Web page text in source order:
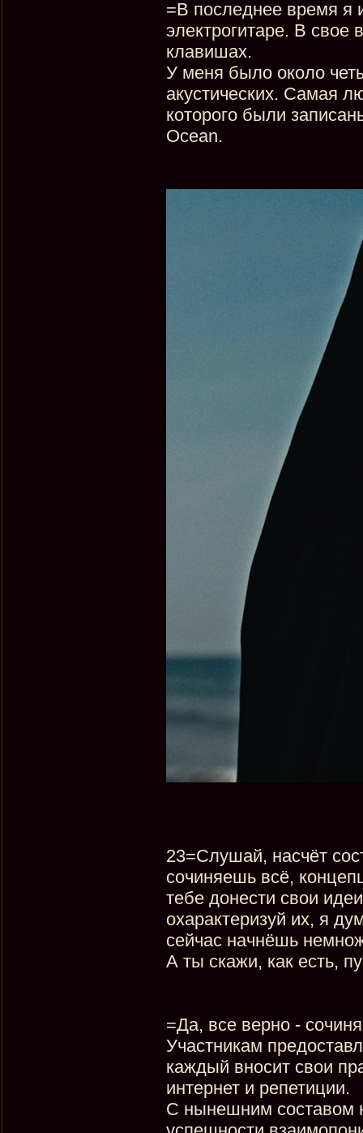
=В последнее время я
электрогитаре. В свое
клавишах.
У меня было около
акустических. Самая
которого были
Ocean.
23=Слушай, насчёт
сочиняешь всё,
тебе донести свои
охарактеризуй их, я
сейчас начнёшь
А ты скажи, как есть,
=Да, все верно -
Участникам
каждый вносит свои
интернет и репетиции.
С нынешним составом